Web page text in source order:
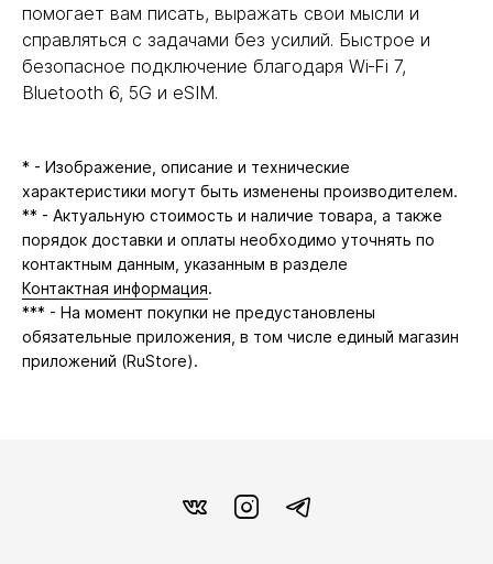
помогает вам писать, выражать свои мысли и
справляться с задачами без усилий. Быстрое и
безопасное подключение благодаря Wi‑Fi 7,
Bluetooth 6, 5G и eSIM.
* - Изображение, описание и технические
характеристики могут быть изменены производителем.
** - Актуальную стоимость и наличие товара, а также
порядок доставки и оплаты необходимо уточнять по
контактным данным, указанным в разделе
Контактная информация.
*** - На момент покупки не предустановлены
обязательные приложения, в том числе единый магазин
приложений (RuStore).